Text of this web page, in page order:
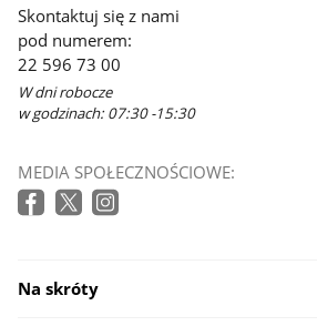
Skontaktuj się z nami
pod numerem:
22 596 73 00
W dni robocze
w godzinach: 07:30 -15:30
MEDIA SPOŁECZNOŚCIOWE:
Na skróty